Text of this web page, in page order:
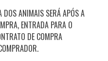
DOS ANIMAIS SERÁ APÓS A
ENTRADA PARA O
DE COMPRA